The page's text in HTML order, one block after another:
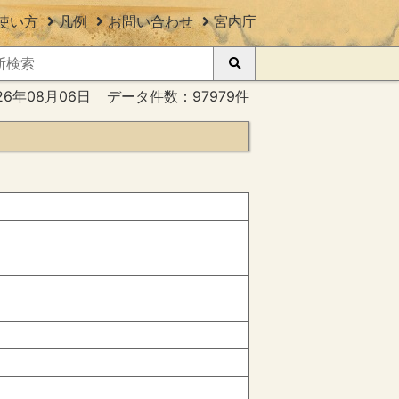
い方 凡例 お問い合わせ 宮内庁
年08月06日 データ件数：97979件